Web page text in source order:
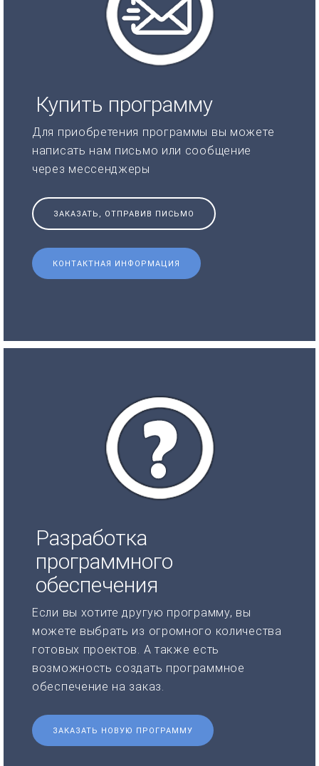
Купить программу
Для приобретения программы вы можете
написать нам письмо или сообщение
через мессенджеры
ЗАКАЗАТЬ, ОТПРАВИВ ПИСЬМО
КОНТАКТНАЯ ИНФОРМАЦИЯ
Разработка
программного
обеспечения
Если вы хотите другую программу, вы
можете выбрать из огромного количества
готовых проектов. А также есть
возможность создать программное
обеспечение на заказ.
ЗАКАЗАТЬ НОВУЮ ПРОГРАММУ